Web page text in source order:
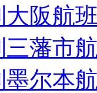
大阪航
三藩市
墨尔本